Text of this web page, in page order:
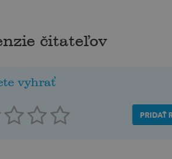
čitateľov
vyhrať
PRIDAŤ